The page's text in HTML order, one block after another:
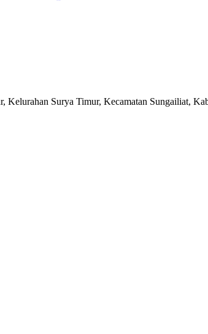
Kelurahan Surya Timur, Kecamatan Sungailiat,